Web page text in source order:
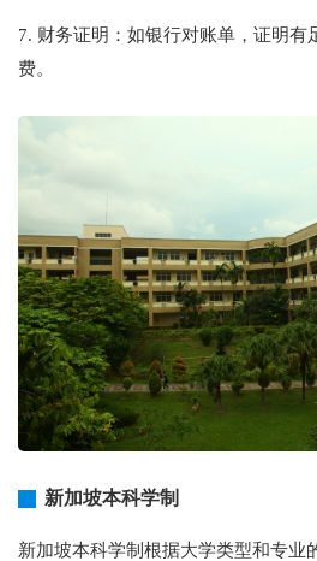
7. 财务证明：如银行对账单，证明有
费。
新加坡本科学制
新加坡本科学制根据大学类型和专业